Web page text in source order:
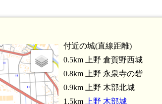
付近の城(直線距離)
0.5km 上野 倉賀野西城
0.8km 上野 永泉寺の砦
0.9km 上野 木部北城
1.5km
上野 木部城